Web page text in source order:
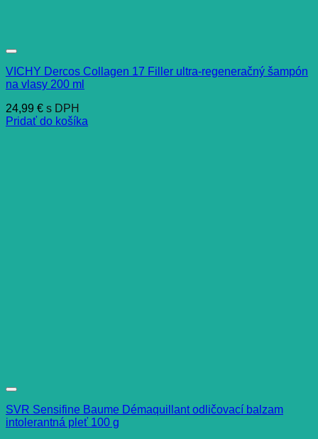
VICHY Dercos Collagen 17 Filler ultra-regeneračný šampón
na vlasy 200 ml
24,99 € s DPH
Pridať do košíka
SVR Sensifine Baume Démaquillant odličovací balzam
intolerantná pleť 100 g